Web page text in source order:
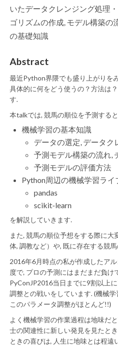
いたデータクレンジング処理
ゴリズムの作成, モデル構築の
の基礎知識
Abstract
最近Python界隈でも盛り上がりを
具体的に何をどう使うの？方法は
す.
本talkでは, 競馬の順位を予測する
機械学習の基本知識
データの選定, データク
予測モデル構築の流れ,
予測モデルの評価方法
Python周辺の機械学習ラ
pandas
scikit-learn
を解説していきます.
また, 競馬の順位予想をする際に
体, 調教など）や, 既に存在する競
2016年6月時点の私が作成したア
度で, プロの予測にはまだまだ負け
PyConJP2016当日までに9割以上
調整との戦いをしています. (機械
このパラメータ調整がほとんど!!)
よく機械学習の作業過程は地味だ
士の関連性に新しい発見を見たと
ときの喜びは, 人生に地味とは程